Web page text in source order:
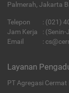
Palmerah, Jakarta
Telepon : (021)
Jam Kerja
:
Email
:
Layanan
PT Agregasi